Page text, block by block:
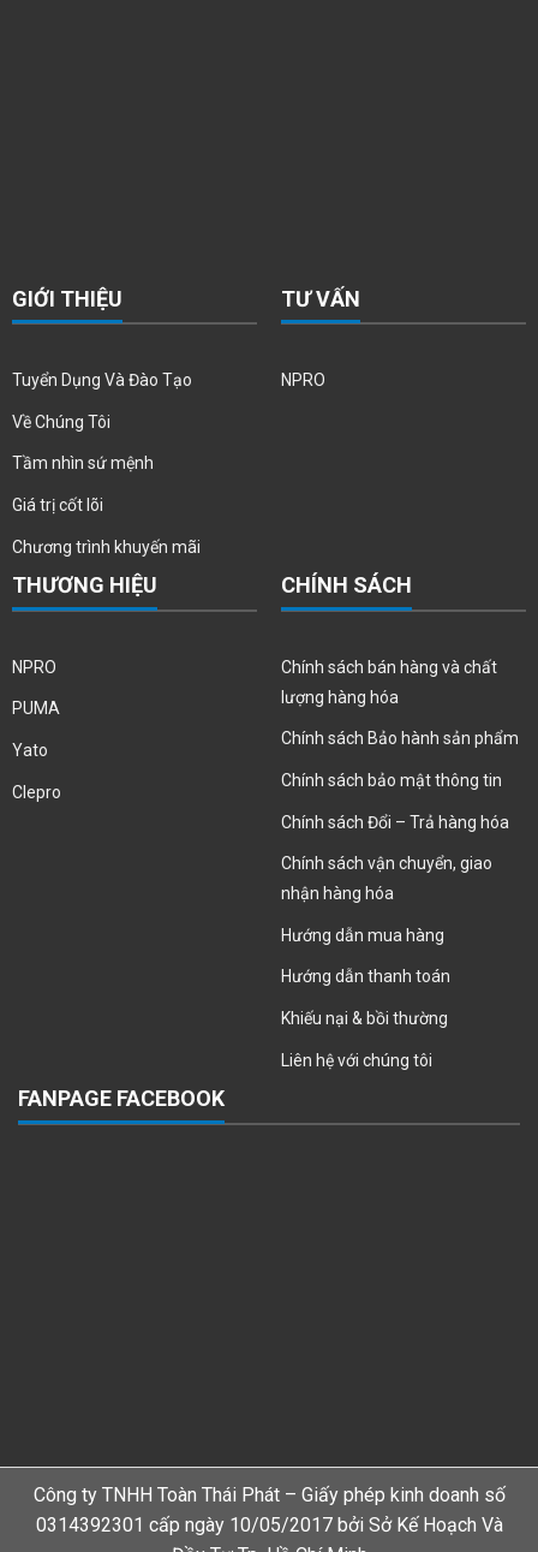
GIỚI THIỆU
Tuyển Dụng Và Đào Tạo
Về Chúng Tôi
Tầm nhìn sứ mệnh
Giá trị cốt lõi
Chương trình khuyến mãi
TƯ VẤN
NPRO
THƯƠNG HIỆU
NPRO
PUMA
Yato
Clepro
CHÍNH SÁCH
Chính sách bán hàng và chất
lượng hàng hóa
Chính sách Bảo hành sản phẩm
Chính sách bảo mật thông tin
Chính sách Đổi – Trả hàng hóa
Chính sách vận chuyển, giao
nhận hàng hóa
Hướng dẫn mua hàng
Hướng dẫn thanh toán
Khiếu nại & bồi thường
Liên hệ với chúng tôi
FANPAGE FACEBOOK
Công ty TNHH Toàn Thái Phát – Giấy phép kinh doanh số
0314392301 cấp ngày 10/05/2017 bởi Sở Kế Hoạch Và